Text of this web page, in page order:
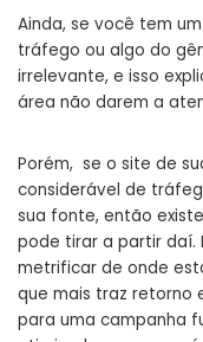
Ainda, se você tem
tráfego ou algo do
irrelevante, e isso
área não darem a
Porém, se o site de
considerável de
sua fonte, então
pode tirar a partir daí.
metrificar de onde
que mais traz retorno
para uma campanha